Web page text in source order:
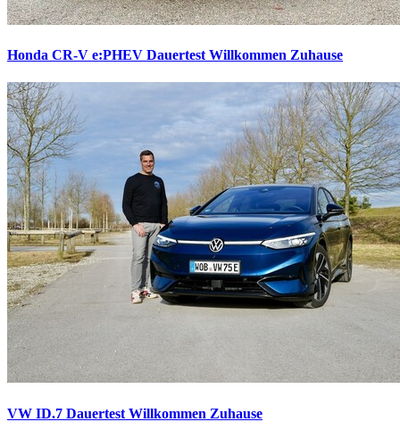
Honda CR-V e:PHEV Dauertest Willkommen Zuhause
VW ID.7 Dauertest Willkommen Zuhause